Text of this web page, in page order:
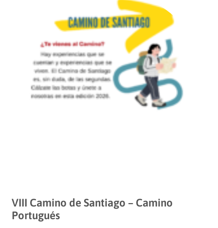
VIII Camino de Santiago – Camino
Portugués